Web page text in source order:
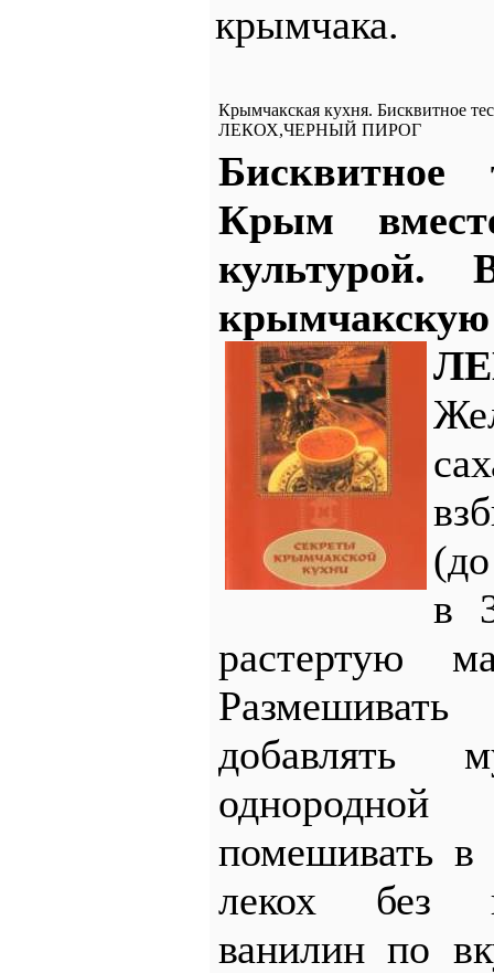
крымчака.
Крымчакская кухня. Бисквитное
ЛЕКОХ,ЧЕРНЫЙ ПИРОГ
Крым
в
растертую
добавлять
помешивать в
лекох без
ванилин по